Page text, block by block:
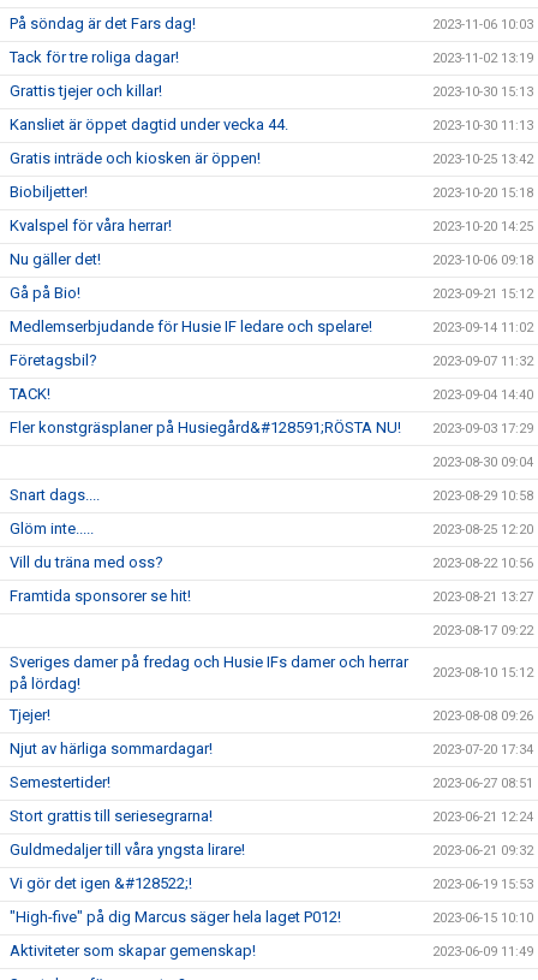
På söndag är det Fars dag! 2023-11-06 10:03
Tack för tre roliga dagar! 2023-11-02 13:19
Grattis tjejer och killar! 2023-10-30 15:13
Kansliet är öppet dagtid under vecka 44. 2023-10-30 11:13
Gratis inträde och kiosken är öppen! 2023-10-25 13:42
Biobiljetter! 2023-10-20 15:18
Kvalspel för våra herrar! 2023-10-20 14:25
Nu gäller det! 2023-10-06 09:18
Gå på Bio! 2023-09-21 15:12
Medlemserbjudande för Husie IF ledare och spelare! 2023-09-14 11:02
Företagsbil? 2023-09-07 11:32
TACK! 2023-09-04 14:40
Fler konstgräsplaner på Husiegård&#128591;RÖSTA NU! 2023-09-03 17:29
2023-08-30 09:04
Snart dags.... 2023-08-29 10:58
Glöm inte..... 2023-08-25 12:20
Vill du träna med oss? 2023-08-22 10:56
Framtida sponsorer se hit! 2023-08-21 13:27
2023-08-17 09:22
Sveriges damer på fredag och Husie IFs damer och herrar
på lördag!
2023-08-10 15:12
Tjejer! 2023-08-08 09:26
Njut av härliga sommardagar! 2023-07-20 17:34
Semestertider! 2023-06-27 08:51
Stort grattis till seriesegrarna! 2023-06-21 12:24
Guldmedaljer till våra yngsta lirare! 2023-06-21 09:32
Vi gör det igen &#128522;! 2023-06-19 15:53
"High-five" på dig Marcus säger hela laget P012! 2023-06-15 10:10
Aktiviteter som skapar gemenskap! 2023-06-09 11:49